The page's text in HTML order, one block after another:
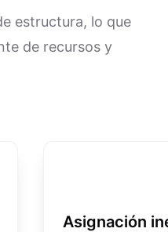
estructura, lo que
de recursos y
Asignación